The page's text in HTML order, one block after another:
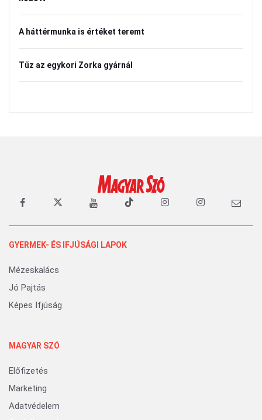
A háttérmunka is értéket teremt
Tűz az egykori Zorka gyárnál
GYERMEK- ÉS IFJÚSÁGI LAPOK
Mézeskalács
Jó Pajtás
Képes Ifjúság
MAGYAR SZÓ
Előfizetés
Marketing
Adatvédelem